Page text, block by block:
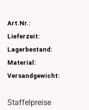
Art.Nr.:
Lieferzeit:
Lagerbestand:
Material:
Versandgewicht:
Staffelpreise